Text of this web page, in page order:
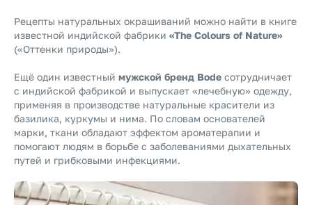
Рецепты натуральных окрашиваний можно найти в книге
известной индийской фабрики «The Colours of Nature»
(«Оттенки природы»).
Ещё один известный мужской бренд Bode сотрудничает
с индийской фабрикой и выпускает «лечебную» одежду,
применяя в производстве натуральные красители из
базилика, куркумы и нима. По словам основателей
марки, ткани обладают эффектом ароматерапии и
помогают людям в борьбе с заболеваниями дыхательных
путей и грибковыми инфекциями.